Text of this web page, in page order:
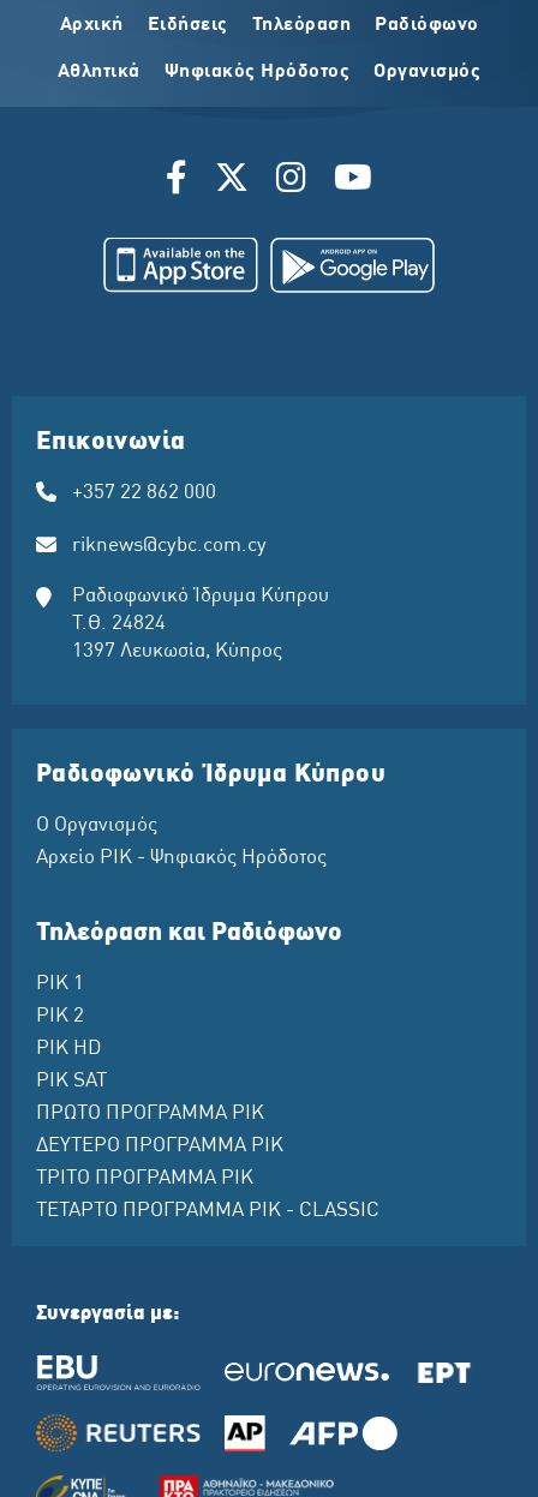
Αρχική Ειδήσεις Τηλεόραση Ραδιόφωνο
Αθλητικά Ψηφιακός Ηρόδοτος Οργανισμός
Επικοινωνία
+357 22 862 000
riknews@cybc.com.cy
Ραδιοφωνικό Ίδρυμα Κύπρου
Τ.Θ. 24824
1397 Λευκωσία, Κύπρος
Ραδιοφωνικό Ίδρυμα Κύπρου
Ο Οργανισμός
Αρχείο ΡΙΚ - Ψηφιακός Ηρόδοτος
Τηλεόραση και Ραδιόφωνο
ΡΙΚ 1
ΡΙΚ 2
ΡΙΚ HD
ΡΙΚ SAT
ΠΡΩΤΟ ΠΡΟΓΡΑΜΜΑ ΡΙΚ
ΔΕΥΤΕΡΟ ΠΡΟΓΡΑΜΜΑ ΡΙΚ
ΤΡΙΤΟ ΠΡΟΓΡΑΜΜΑ ΡΙΚ
ΤΕΤΑΡΤΟ ΠΡΟΓΡΑΜΜΑ ΡΙΚ - CLASSIC
Συνεργασία με: